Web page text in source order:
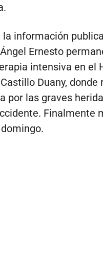
la información
Ernesto
intensiva en el
Duany, donde
por las graves
Finalmente